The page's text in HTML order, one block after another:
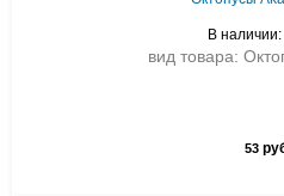
В
вид товара:
53